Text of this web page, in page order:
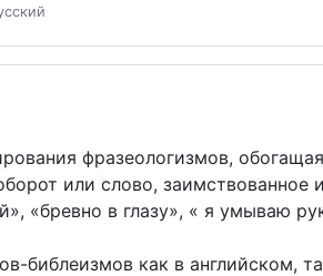
фразеологизмов,
или слово, заимствованное
«бревно в глазу», « я умываю
библеизмов как в английском,